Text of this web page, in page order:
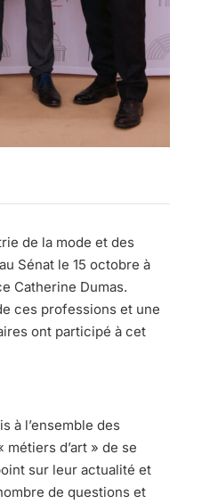
de la mode et des
Sénat le 15 octobre à
Catherine Dumas.
ces professions et une
ont participé à cet
à l’ensemble des
d’art » de se
sur leur actualité et
de questions et